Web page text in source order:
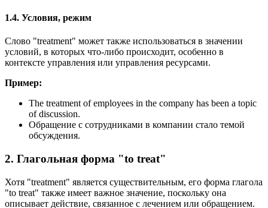
1.4. Условия, режим
Слово "treatment" может также использоваться в значении
условий, в которых что-либо происходит, особенно в
контексте управления или управления ресурсами.
Пример:
The treatment of employees in the company has been a topic
of discussion.
Обращение с сотрудниками в компании стало темой
обсуждения.
2. Глагольная форма "to treat"
Хотя "treatment" является существительным, его форма глагола
"to treat" также имеет важное значение, поскольку она
описывает действие, связанное с лечением или обращением.